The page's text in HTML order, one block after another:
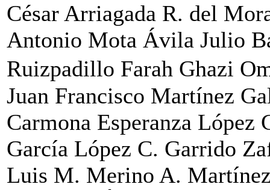
César Arriagada R. del
Antonio Mota Ávila Julio
Ruizpadillo Farah Ghazi
Juan Francisco Martínez
Carmona Esperanza López
García López C. Garrido
Luis M. Merino A.